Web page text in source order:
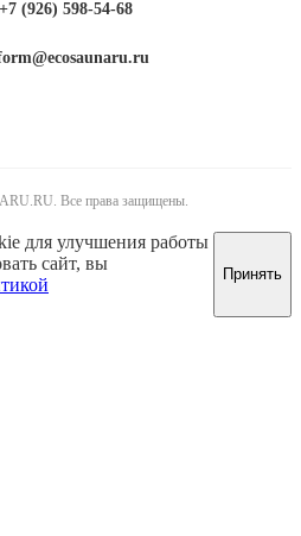
+7 (926) 598-54-68
Все права защищены.
для улучшения работы
сайт, вы
Принять